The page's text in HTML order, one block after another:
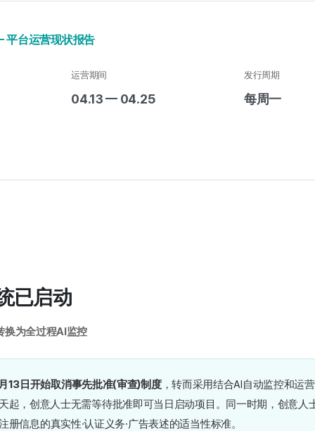
台运营现状报告
运营期间
04.13 — 04.25
发行周期
每周一
已启动
换为全过程AI监控
13日开始取消事先批准(审查)制度，转而采用结合AI自动监控和运
起，创意人士无需等待批准即可当日启动项目。同一时期，创意人
册信息的真实性·认证义务·广告表述的适当性标准。